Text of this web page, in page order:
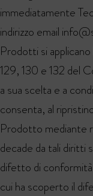
immediatamente
indirizzo email
Prodotti si
129, 130 e 132 del
a sua scelta e a
consenta, al
Prodotto mediante
decade da tali diritti
difetto di conformità
cui ha scoperto il